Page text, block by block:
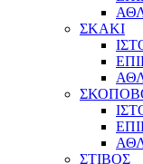
ΣΚΑΚΙ
ΣΤΙΒΟΣ